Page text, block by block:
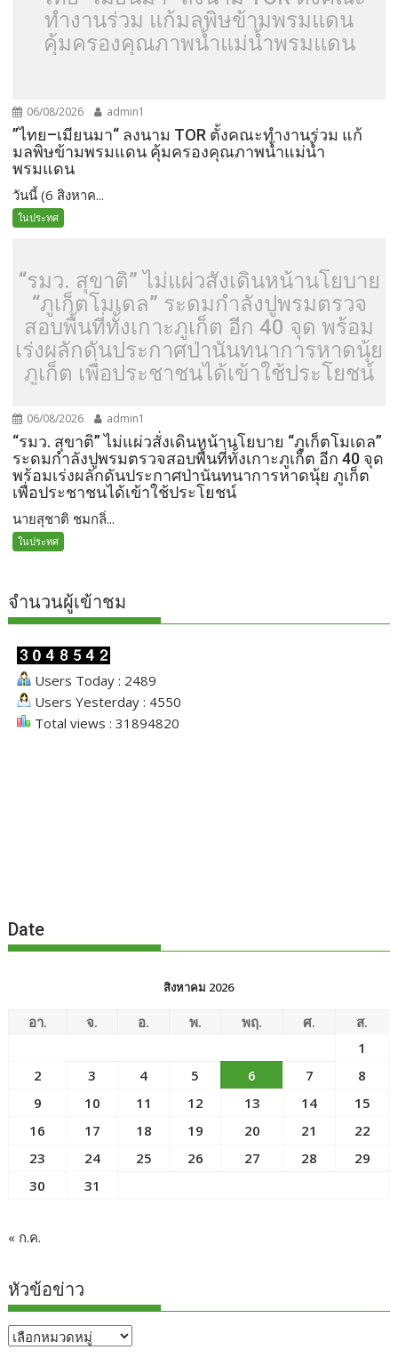
ทำงานร่วม แก้มลพิษข้ามพรมแดน
คุ้มครองคุณภาพน้ำแม่น้ำพรมแดน
06/08/2026 admin1
”ไทย–เมียนมา“ ลงนาม TOR ตั้งคณะทำงานร่วม แก้
มลพิษข้ามพรมแดน คุ้มครองคุณภาพน้ำแม่น้ำ
พรมแดน
วันนี้ (6 สิงหาค...
ในประทศ
“รมว. สุขาติ” ไม่แผ่วสั่งเดินหน้านโยบาย
“ภูเก็ตโมเดล” ระดมกำลังปูพรมตรวจ
สอบพื้นที่ทั้งเกาะภูเก็ต อีก 40 จุด พร้อม
เร่งผลักดันประกาศป่านันทนาการหาดนุ้ย
ภูเก็ต เพื่อประชาชนได้เข้าใช้ประโยชน์
06/08/2026 admin1
“รมว. สุขาติ” ไม่แผ่วสั่งเดินหน้านโยบาย “ภูเก็ตโมเดล”
ระดมกำลังปูพรมตรวจสอบพื้นที่ทั้งเกาะภูเก็ต อีก 40 จุด
พร้อมเร่งผลักดันประกาศป่านันทนาการหาดนุ้ย ภูเก็ต
เพื่อประชาชนได้เข้าใช้ประโยชน์
นายสุชาติ ชมกลิ่...
ในประทศ
จำนวนผู้เข้าชม
Users Today : 2489
Users Yesterday : 4550
Total views : 31894820
Date
สิงหาคม 2026
อา. จ. อ. พ. พฤ. ศ.
ส.
1
2
3 4 5 6 7
8
9
10 11 12 13 14
15
16
17 18 19 20 21
22
23
24 25 26 27 28
29
30
31
« ก.ค.
หัวข้อข่าว
หัวข้อ